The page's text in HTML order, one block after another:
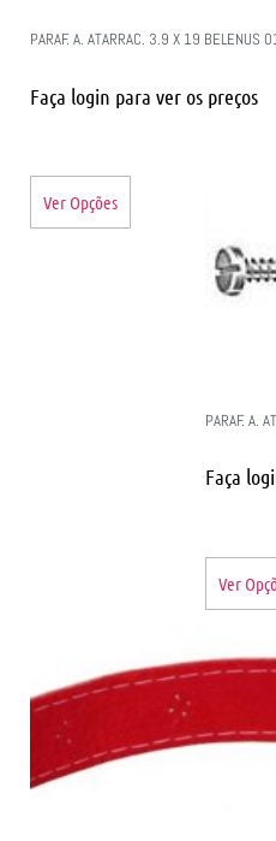
PARAF. A. ATARRAC. 3.9 X 19 BELENUS
Faça login para ver os preços
Ver Opções
PARAF. A.
Faça
Ver